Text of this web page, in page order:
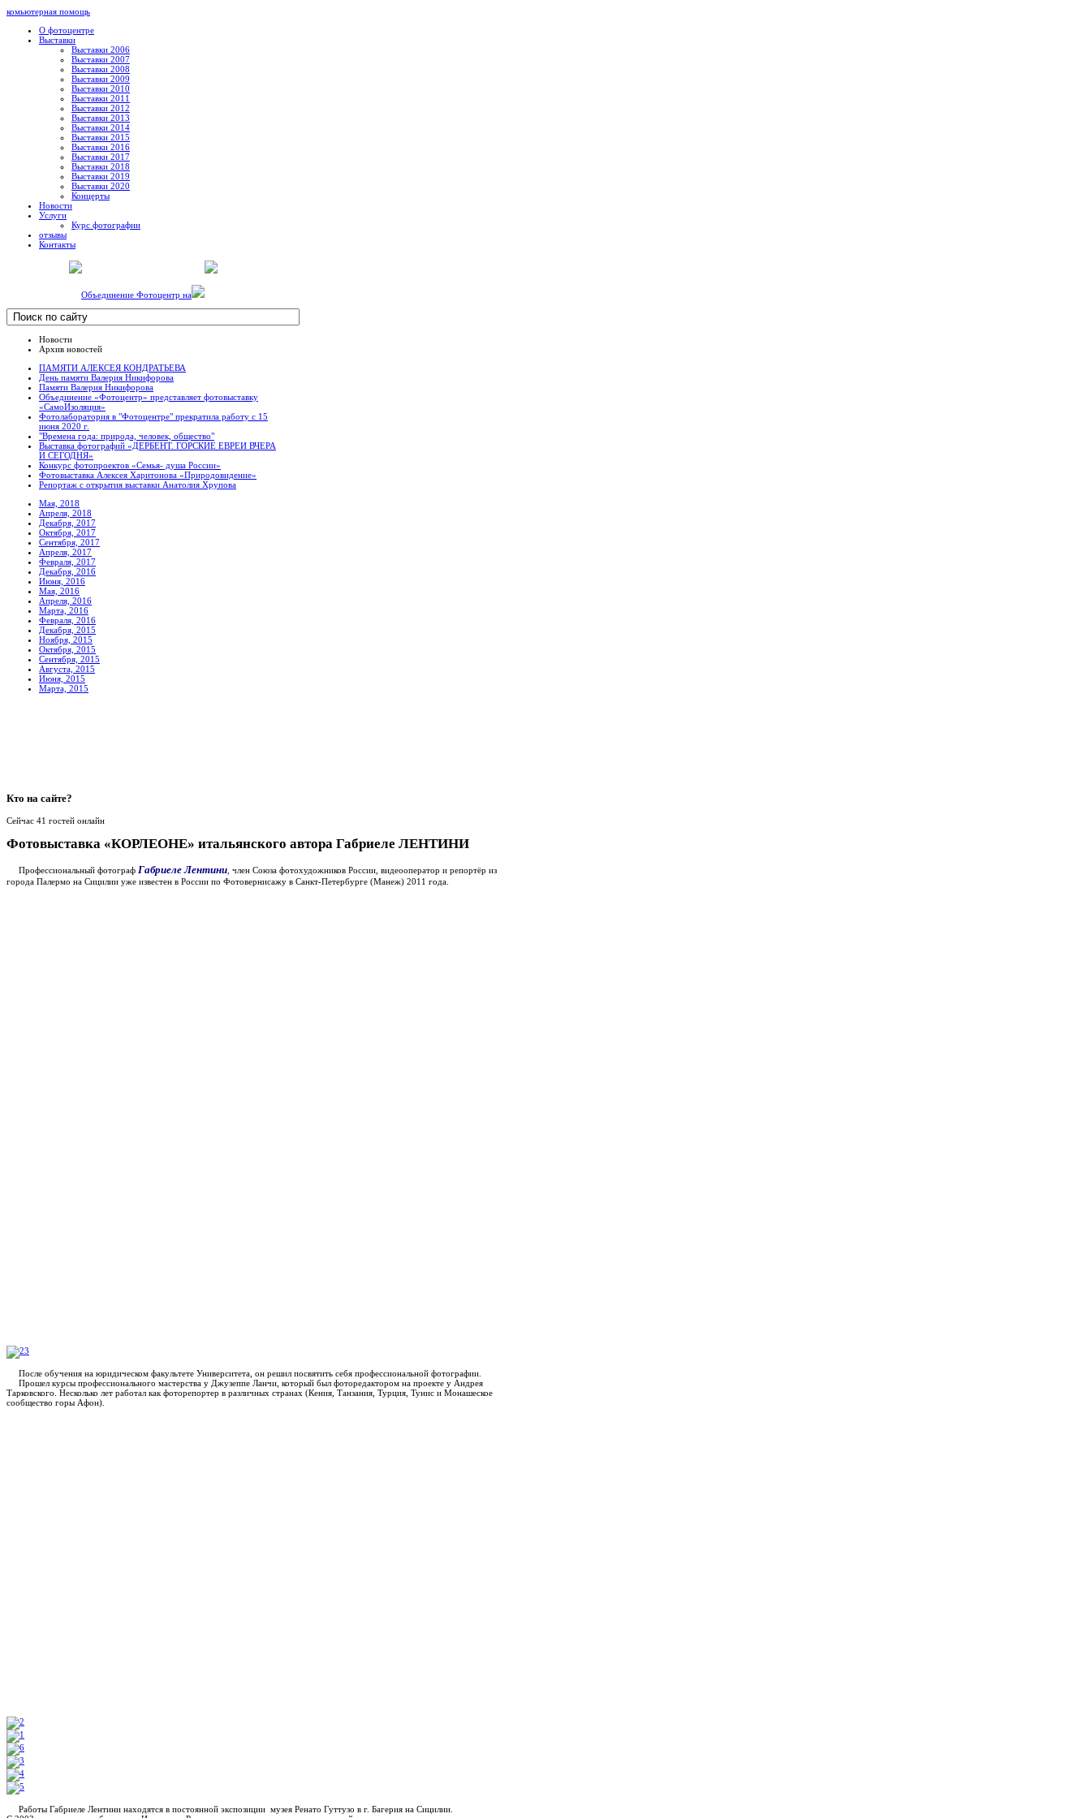
комьютерная помощь
О фотоцентре
Выставки
Выставки 2006
Выставки 2007
Выставки 2008
Выставки 2009
Выставки 2010
Выставки 2011
Выставки 2012
Выставки 2013
Выставки 2014
Выставки 2015
Выставки 2016
Выставки 2017
Выставки 2018
Выставки 2019
Выставки 2020
Концерты
Новости
Услуги
Курс фотографии
отзывы
Контакты
Объединение Фотоцентр на
Новости
Архив новостей
ПАМЯТИ АЛЕКСЕЯ КОНДРАТЬЕВА
День памяти Валерия Никифорова
Памяти Валерия Никифорова
Объединение «Фотоцентр» представляет фотовыставку
«СамоИзоляция»
Фотолаборатория в "Фотоцентре" прекратила работу с 15
июня 2020 г.
"Времена года: природа, человек, общество"
Выставка фотографий «ДЕРБЕНТ. ГОРСКИЕ ЕВРЕИ ВЧЕРА
И СЕГОДНЯ»
Конкурс фотопроектов «Семья- душа России»
Фотовыставка Алексея Харитонова «Природовидение»
Репортаж с открытия выставки Анатолия Хрупова
Мая, 2018
Апреля, 2018
Декабря, 2017
Октября, 2017
Сентября, 2017
Апреля, 2017
Февраля, 2017
Декабря, 2016
Июня, 2016
Мая, 2016
Апреля, 2016
Марта, 2016
Февраля, 2016
Декабря, 2015
Ноября, 2015
Октября, 2015
Сентября, 2015
Августа, 2015
Июня, 2015
Марта, 2015
Кто на сайте?
Сейчас 41 гостей онлайн
Фотовыставка «КОРЛЕОНЕ» итальянского автора Габриеле ЛЕНТИНИ
Профессиональный фотограф Габриеле Лентини член Союза фотохудожников России, видеооператор и репортёр из
города Палермо на Сицилии уже известен в России по Фотовернисажу в Санкт-Петербурге (Манеж) 2011 года.
После обучения на юридическом факультете Университета, он решил посвятить себя профессиональной фотографии.
Прошел курсы профессионального мастерства у Джузеппе Ланчи, который был фоторедактором на проекте у Андрея
Тарковского. Несколько лет работал как фоторепортер в различных странах (Кения, Танзания, Турция, Тунис и Монашеское
сообщество горы Афон).
Работы Габриеле Лентини находятся в постоянной экспозиции музея Ренато Гуттузо в г. Багерия на Сицилии.